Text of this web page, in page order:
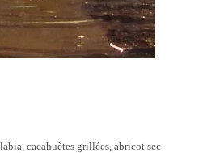
cacahuètes grillées, abricot sec